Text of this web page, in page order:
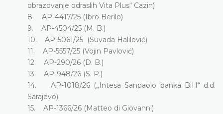
obrazovanje odraslih Vita Plus“ Cazin)
8. AP-4417/25 (Ibro Berilo)
9. AP-4504/25 (M. B.)
10. AP-5061/25 (Suvada Halilović)
11. AP-5557/25 (Vojin Pavlović)
12. AP-290/26 (D. B.)
13. AP-948/26 (S. P.)
14. AP-1018/26 („Intesa Sanpaolo banka BiH“ d.d.
Sarajevo)
15. AP-1366/26 (Matteo di Giovanni)